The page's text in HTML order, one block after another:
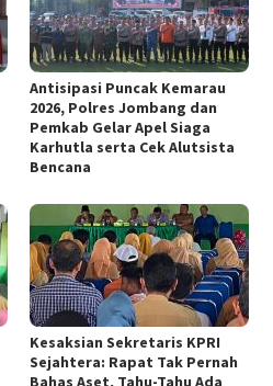
Antisipasi Puncak Kemarau
2026, Polres Jombang dan
Pemkab Gelar Apel Siaga
Karhutla serta Cek Alutsista
Bencana
Kesaksian Sekretaris KPRI
Sejahtera: Rapat Tak Pernah
Bahas Aset, Tahu-Tahu Ada